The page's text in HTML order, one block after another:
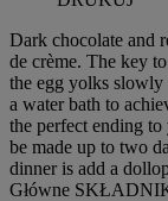
Dark chocolate and
de crème. The key
the egg yolks slowly
a water bath to
the perfect ending
be made up to two
dinner is add a
Główne